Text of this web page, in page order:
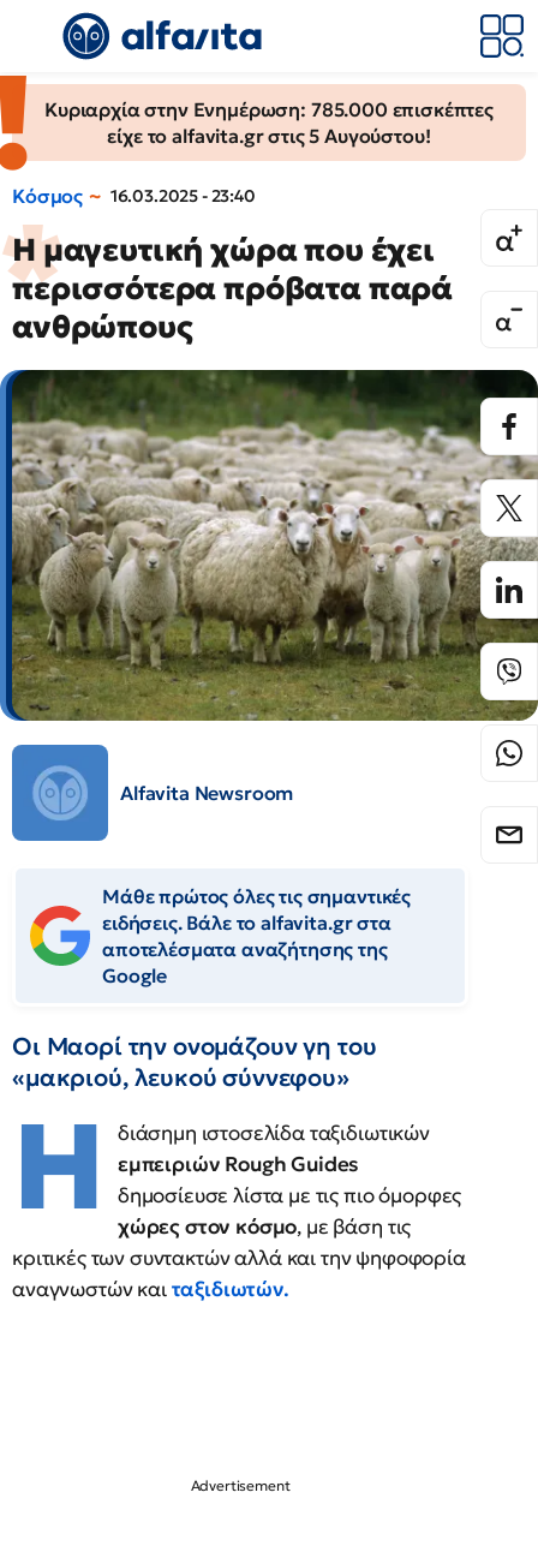
Κυριαρχία στην Ενημέρωση: 785.000 επισκέπτες
είχε το alfavita.gr στις 5 Αυγούστου!
Κόσμος 16.03.2025 - 23:40
Η μαγευτική χώρα που έχει
περισσότερα πρόβατα παρά
ανθρώπους
Alfavita Newsroom
Μάθε πρώτος όλες τις σημαντικές
ειδήσεις. Βάλε το alfavita.gr στα
αποτελέσματα αναζήτησης της
Google
Οι Μαορί την ονομάζουν γη του
«μακριού, λευκού σύννεφου»
H
διάσημη ιστοσελίδα ταξιδιωτικών
εμπειριών Rough Guides
δημοσίευσε λίστα με τις πιο όμορφες
χώρες στον κόσμο, με βάση τις
κριτικές των συντακτών αλλά και την ψηφοφορία
αναγνωστών καιταξιδιωτών.